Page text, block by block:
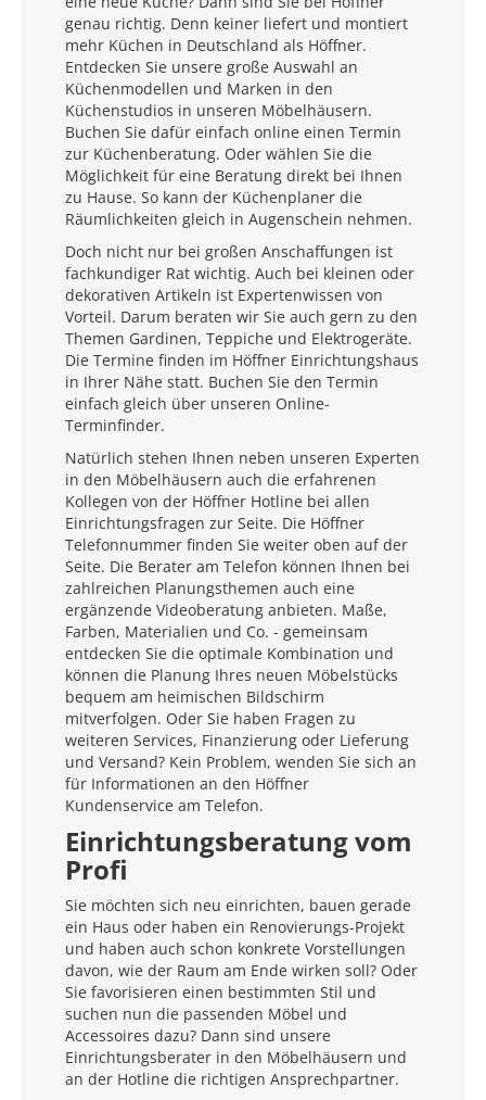
genau richtig. Denn keiner liefert und montiert
mehr Küchen in Deutschland als Höffner.
Entdecken Sie unsere große Auswahl an
Küchenmodellen und Marken in den
Küchenstudios in unseren Möbelhäusern.
Buchen Sie dafür einfach online einen Termin
zur Küchenberatung. Oder wählen Sie die
Möglichkeit für eine Beratung direkt bei Ihnen
zu Hause. So kann der Küchenplaner die
Räumlichkeiten gleich in Augenschein nehmen.
Doch nicht nur bei großen Anschaffungen ist
fachkundiger Rat wichtig. Auch bei kleinen oder
dekorativen Artikeln ist Expertenwissen von
Vorteil. Darum beraten wir Sie auch gern zu den
Themen Gardinen, Teppiche und Elektrogeräte.
Die Termine finden im Höffner Einrichtungshaus
in Ihrer Nähe statt. Buchen Sie den Termin
einfach gleich über unseren Online-
Terminfinder.
Natürlich stehen Ihnen neben unseren Experten
in den Möbelhäusern auch die erfahrenen
Kollegen von der Höffner Hotline bei allen
Einrichtungsfragen zur Seite. Die Höffner
Telefonnummer finden Sie weiter oben auf der
Seite. Die Berater am Telefon können Ihnen bei
zahlreichen Planungsthemen auch eine
ergänzende Videoberatung anbieten. Maße,
Farben, Materialien und Co. - gemeinsam
entdecken Sie die optimale Kombination und
können die Planung Ihres neuen Möbelstücks
bequem am heimischen Bildschirm
mitverfolgen. Oder Sie haben Fragen zu
weiteren Services, Finanzierung oder Lieferung
und Versand? Kein Problem, wenden Sie sich an
für Informationen an den Höffner
Kundenservice am Telefon.
Einrichtungsberatung vom
Profi
Sie möchten sich neu einrichten, bauen gerade
ein Haus oder haben ein Renovierungs-Projekt
und haben auch schon konkrete Vorstellungen
davon, wie der Raum am Ende wirken soll? Oder
Sie favorisieren einen bestimmten Stil und
suchen nun die passenden Möbel und
Accessoires dazu? Dann sind unsere
Einrichtungsberater in den Möbelhäusern und
an der Hotline die richtigen Ansprechpartner.